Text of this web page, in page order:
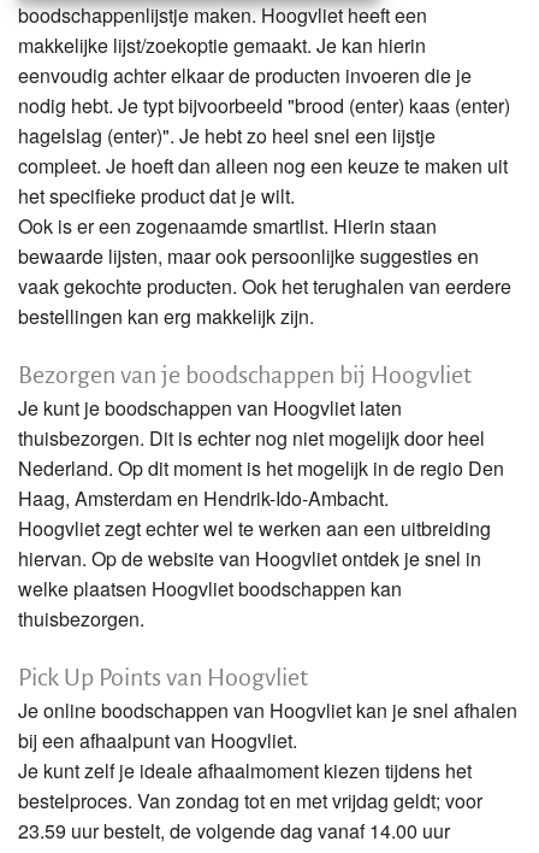
boodschappenlijstje maken. Hoogvliet heeft een
makkelijke lijst/zoekoptie gemaakt. Je kan hierin
eenvoudig achter elkaar de producten invoeren die je
nodig hebt. Je typt bijvoorbeeld "brood (enter) kaas (enter)
hagelslag (enter)". Je hebt zo heel snel een lijstje
compleet. Je hoeft dan alleen nog een keuze te maken uit
het specifieke product dat je wilt.
Ook is er een zogenaamde smartlist. Hierin staan
bewaarde lijsten, maar ook persoonlijke suggesties en
vaak gekochte producten. Ook het terughalen van eerdere
bestellingen kan erg makkelijk zijn.
Bezorgen van je boodschappen bij Hoogvliet
Je kunt je boodschappen van Hoogvliet laten
thuisbezorgen. Dit is echter nog niet mogelijk door heel
Nederland. Op dit moment is het mogelijk in de regio Den
Haag, Amsterdam en Hendrik-Ido-Ambacht.
Hoogvliet zegt echter wel te werken aan een uitbreiding
hiervan. Op de website van Hoogvliet ontdek je snel in
welke plaatsen Hoogvliet boodschappen kan
thuisbezorgen.
Pick Up Points van Hoogvliet
Je online boodschappen van Hoogvliet kan je snel afhalen
bij een afhaalpunt van Hoogvliet.
Je kunt zelf je ideale afhaalmoment kiezen tijdens het
bestelproces. Van zondag tot en met vrijdag geldt; voor
23.59 uur bestelt, de volgende dag vanaf 14.00 uur